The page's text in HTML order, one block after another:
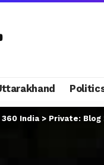
360 India > Private: Blog